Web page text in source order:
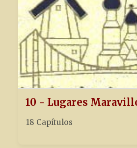
10 - Lugares
18 Capítulos